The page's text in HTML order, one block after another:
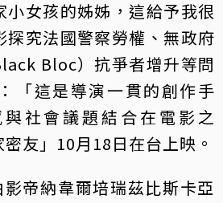
小女孩的姊姊，這給予我很
探究法國警察勞權、無政府
Bloc）抗爭者增升等問
「這是導演一貫的創作手
社會議題結合在電影之
友」10月18日在台上映。